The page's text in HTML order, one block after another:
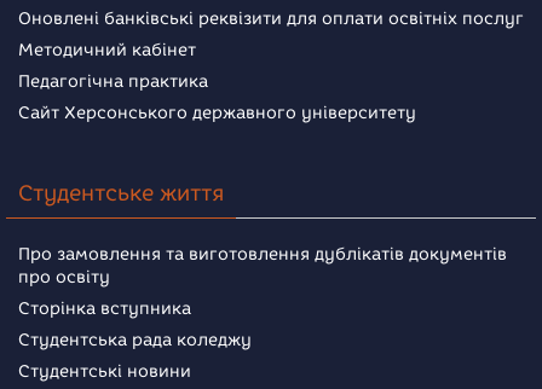
Оновлені банківські реквізити для оплати освітніх послуг
Методичний кабінет
Педагогічна практика
Сайт Херсонського державного університету
Студентське життя
Про замовлення та виготовлення дублікатів документів
про освіту
Сторінка вступника
Студентська рада коледжу
Студентські новини